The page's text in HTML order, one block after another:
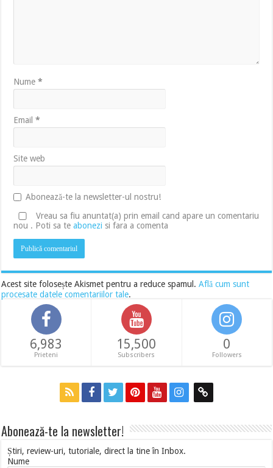
Nume*
Email*
Site web
Abonează-te la newsletter-ul nostru!
Vreau sa fiu anuntat(a) prin email cand apare un comentariu
nou . Poti sa teabonezi si fara a comenta
Acest site folosește Akismet pentru a reduce spamul.Află cum sunt
procesate datele comentariilor tale.
6,983
Prieteni
15,500
Subscribers
0
Followers
Abonează-te la newsletter!
Știri, review-uri, tutoriale, direct la tine în Inbox.
Nume